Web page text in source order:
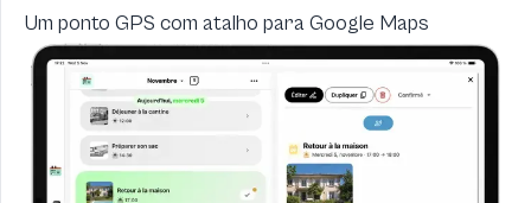
Um ponto GPS com atalho para Google Maps